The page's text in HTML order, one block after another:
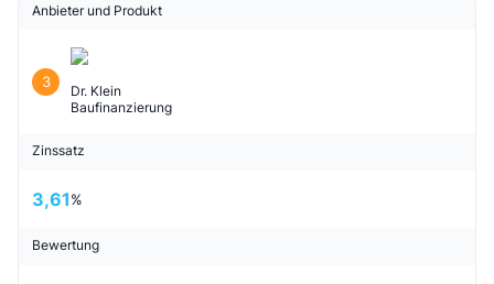
Anbieter und Produkt
3
Dr. Klein
Baufinanzierung
Zinssatz
3,61%
Bewertung